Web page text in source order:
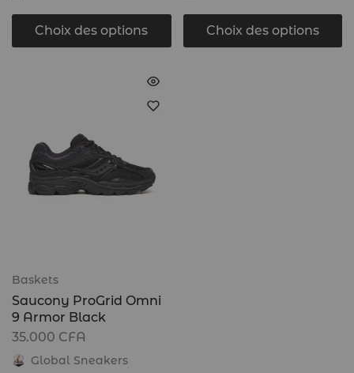
Choix des options Choix des options
Baskets
Saucony ProGrid Omni
9 Armor Black
35.000 CFA
Global Sneakers